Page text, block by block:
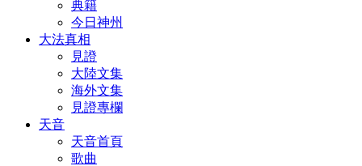
典籍
今日神州
大法真相
見證
大陸文集
海外文集
見證專欄
天音
天音首頁
歌曲